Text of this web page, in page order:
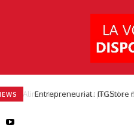
Entrepreneuriat : ITGStore